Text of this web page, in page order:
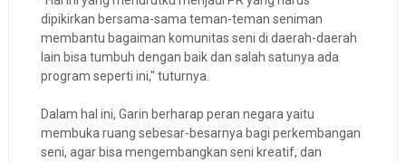
dipikirkan bersama-sama teman-teman seniman
membantu bagaiman komunitas seni di daerah-daerah
lain bisa tumbuh dengan baik dan salah satunya ada
program seperti ini," tuturnya.
Dalam hal ini, Garin berharap peran negara yaitu
membuka ruang sebesar-besarnya bagi perkembangan
seni, agar bisa mengembangkan seni kreatif, dan